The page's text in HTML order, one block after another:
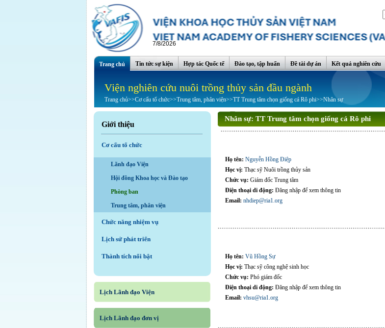
7/8/2026
Trang chủ Tin tức sự kiện Hợp tác Quốc tế Đào tạo, tập huấn Đề tài dự án Kết quả nghiên cứu
Viện nghiên cứu nuôi trồng thủy sản đầu ngành
Trang chủ>>Cơ cấu tổ chức>>Trung tâm, phân viện>>TT Trung tâm chọn giống cá Rô phi>>Nhân sự
Giới thiệu
Cơ cấu tổ chức
Lãnh đạo Viện
Hội đồng Khoa học và Đào tạo
Phòng ban
Trung tâm, phân viện
Chức năng nhiệm vụ
Lịch sử phát triển
Thành tích nổi bật
Lịch Lãnh đạo Viện
Lịch Lãnh đạo đơn vị
Nhân sự: TT Trung tâm chọn giống cá Rô phi
Họ tên: Nguyễn Hồng Điệp
Học vị: Thạc sỹ Nuôi trồng thủy sản
Chức vụ: Giám đốc Trung tâm
Điện thoại di động: Đăng nhập để xem thông tin
Email: nhdiep@ria1.org
Họ tên: Vũ Hồng Sự
Học vị: Thạc sỹ công nghệ sinh học
Chức vụ: Phó giám đốc
Điện thoại di động: Đăng nhập để xem thông tin
Email: vhsu@ria1.org